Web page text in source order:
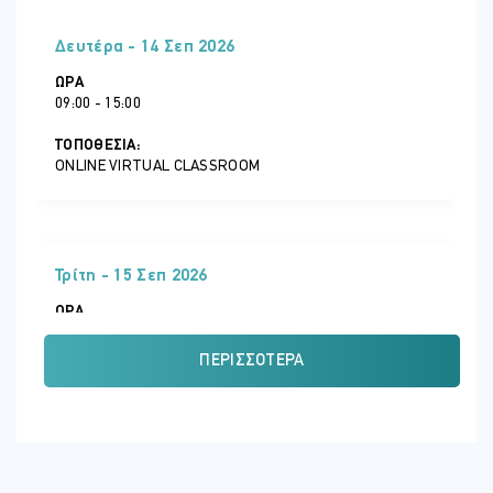
Δευτέρα - 14 Σεπ 2026
ΏΡΑ
09:00 - 15:00
ΤΟΠΟΘΕΣΊΑ:
ONLINE VIRTUAL CLASSROOM
Τρίτη - 15 Σεπ 2026
ΏΡΑ
09:00 - 15:00
ΠΕΡΙΣΣΌΤΕΡΑ